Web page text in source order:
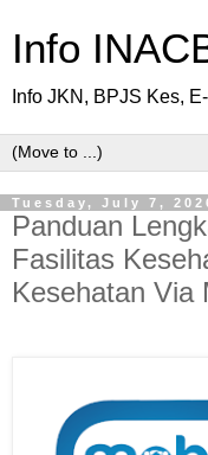
Info
Info JKN, BPJS Kes,
Tuesday, July 7,
Panduan
Fasilitas
Kesehatan Via